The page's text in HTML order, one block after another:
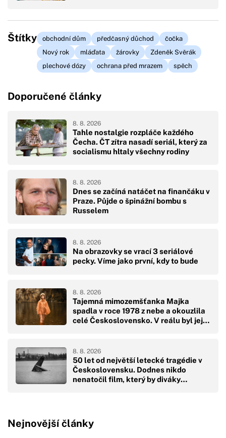
Štítky obchodní dům předčasný důchod
čočka
Nový rok
mláďata žárovky
Zdeněk Svěrák
plechové dózy
ochrana před mrazem spěch
Doporučené články
Tahle nostalgie rozpláče každého
Čecha. ČT zítra nasadí seriál, který za
socialismu hltaly všechny rodiny
8. 8. 2026
Dnes se začíná natáčet na finančáku v
Praze. Půjde o špinážní bombu s
Russelem
8. 8. 2026
Na obrazovky se vrací 3 seriálové
pecky. Víme jako první, kdy to bude
8. 8. 2026
Tajemná mimozemšťanka Majka
spadla v roce 1978 z nebe a okouzlila
celé Československo. V reálu byl její
8. 8. 2026
50 let od největší letecké tragédie v
Československu. Dodnes nikdo
nenatočil film, který by diváky
8. 8. 2026
Nejnovější články